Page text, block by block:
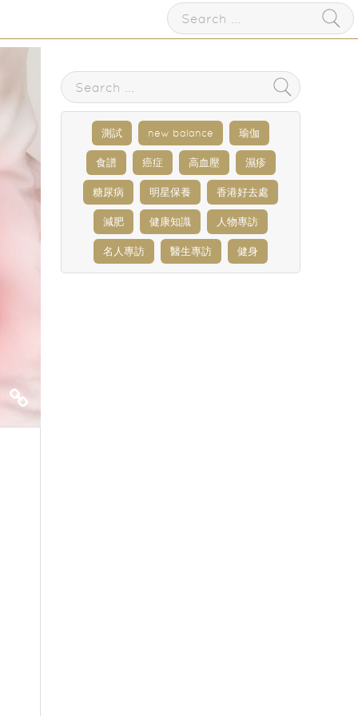
測試 new balance 瑜伽
食譜 癌症 高血壓 濕疹
糖尿病 明星保養 香港好去處
減肥 健康知識 人物專訪
名人專訪 醫生專訪 健身